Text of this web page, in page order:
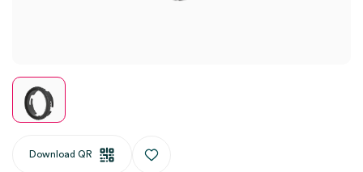
Download QR